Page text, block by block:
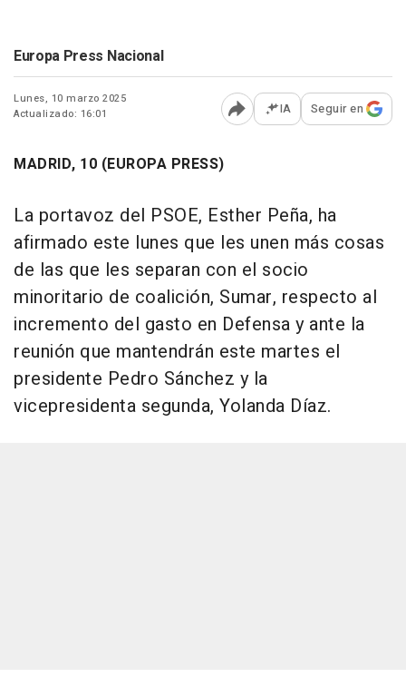
Europa Press Nacional
Lunes, 10 marzo 2025
Actualizado: 16:01
Abrir opciones para
IA Seguir en
MADRID, 10 (EUROPA PRESS)
La portavoz del PSOE, Esther Peña, ha
afirmado este lunes que les unen más cosas
de las que les separan con el socio
minoritario de coalición, Sumar, respecto al
incremento del gasto en Defensa y ante la
reunión que mantendrán este martes el
presidente Pedro Sánchez y la
vicepresidenta segunda, Yolanda Díaz.